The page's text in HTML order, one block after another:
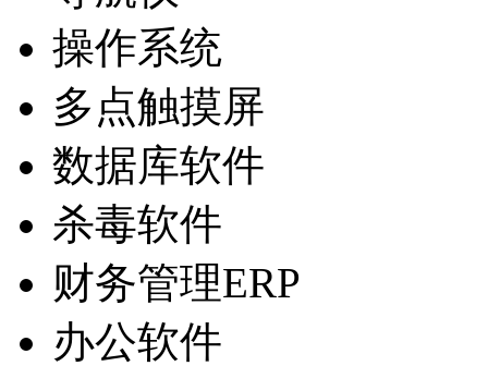
操作系统
多点触摸屏
数据库软件
杀毒软件
财务管理ERP
办公软件